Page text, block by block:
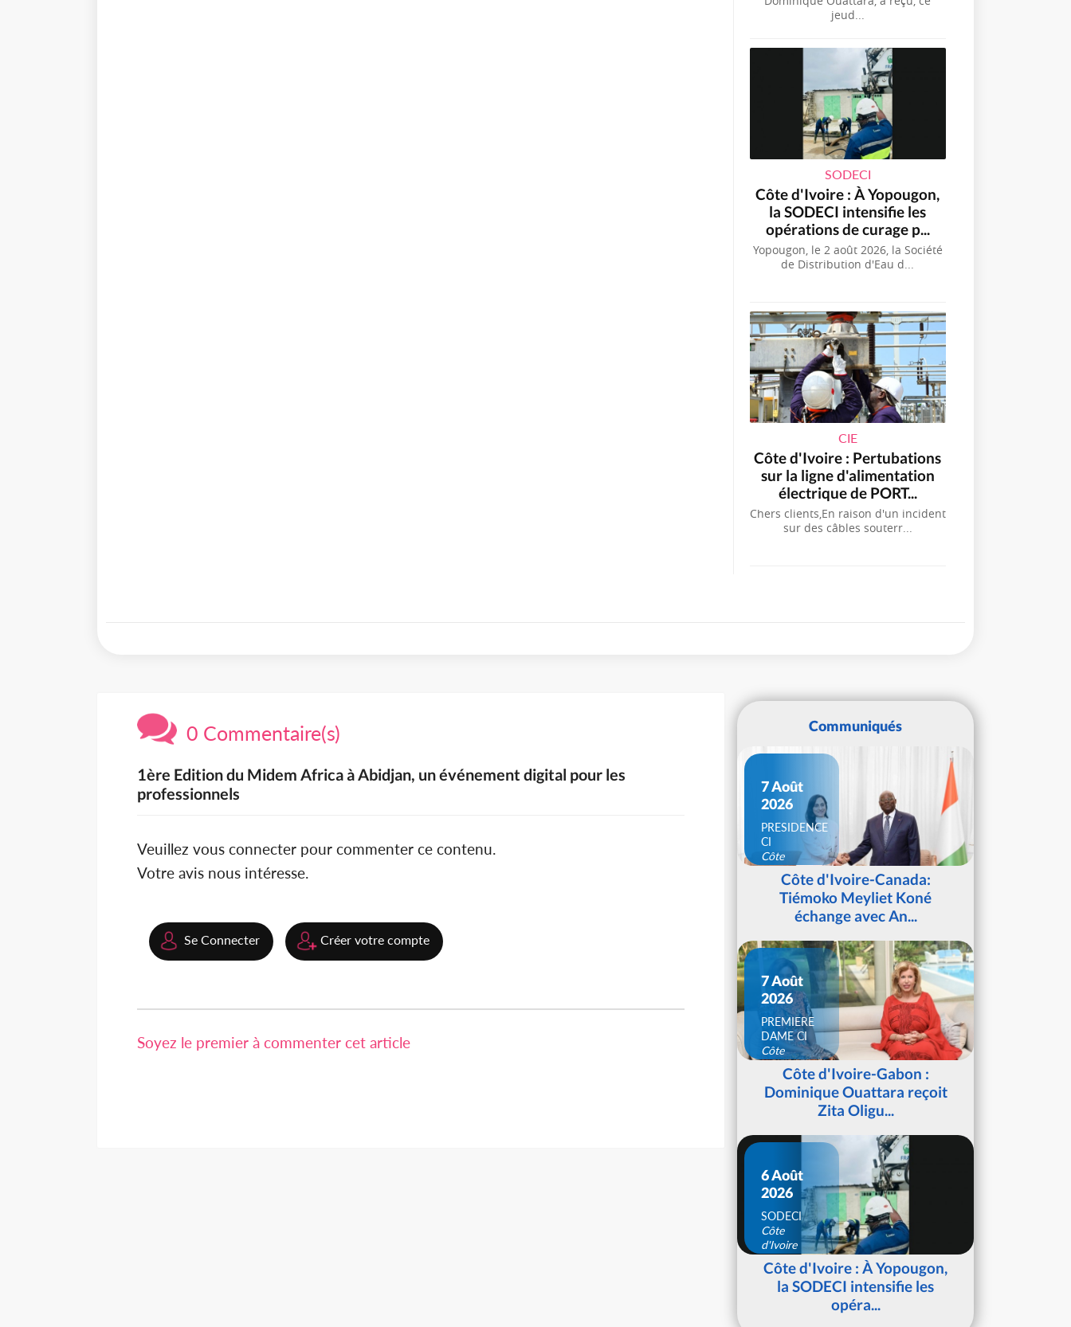
jeud...
SODECI
Côte d'Ivoire : À Yopougon,
la SODECI intensifie les
opérations de curage p...
Yopougon, le 2 août 2026, la Société
de Distribution d'Eau d...
CIE
Côte d'Ivoire : Pertubations
sur la ligne d'alimentation
électrique de PORT...
Chers clients,En raison d'un incident
sur des câbles souterr...
0 Commentaire(s)
1ère Edition du Midem Africa à Abidjan, un événement digital pour les
professionnels
Veuillez vous connecter pour commenter ce contenu.
Votre avis nous intéresse.
Se Connecter Créer votre compte
Soyez le premier à commenter cet article
Communiqués
7 Août
2026
PRESIDENCE
CI
Côte
d'IvoireCôte d'Ivoire-Canada:
Tiémoko Meyliet Koné
échange avec An...
7 Août
2026
PREMIERE
DAME CI
Côte
d'IvoireCôte d'Ivoire-Gabon :
Dominique Ouattara reçoit
Zita Oligu...
6 Août
2026
SODECI
Côte
d'Ivoire
Côte d'Ivoire : À Yopougon,
la SODECI intensifie les
opéra...